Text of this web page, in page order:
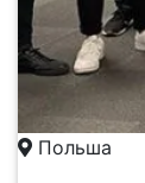
Польша